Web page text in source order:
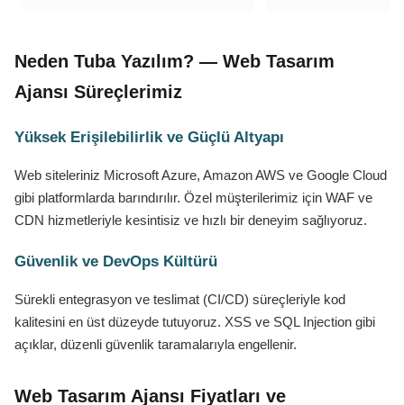
Neden Tuba Yazılım? — Web Tasarım
Ajansı Süreçlerimiz
Yüksek Erişilebilirlik ve Güçlü Altyapı
Web siteleriniz Microsoft Azure, Amazon AWS ve Google Cloud
gibi platformlarda barındırılır. Özel müşterilerimiz için WAF ve
CDN hizmetleriyle kesintisiz ve hızlı bir deneyim sağlıyoruz.
Güvenlik ve DevOps Kültürü
Sürekli entegrasyon ve teslimat (CI/CD) süreçleriyle kod
kalitesini en üst düzeyde tutuyoruz. XSS ve SQL Injection gibi
açıklar, düzenli güvenlik taramalarıyla engellenir.
Web Tasarım Ajansı Fiyatları ve